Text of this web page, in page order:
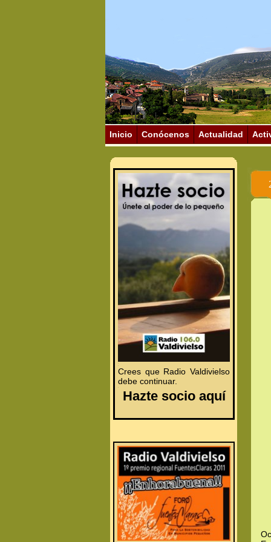
Inicio Conócenos Actualidad
.
.
Crees que Radio Valdivielso
debe continuar.
.
Hazte socio aquí